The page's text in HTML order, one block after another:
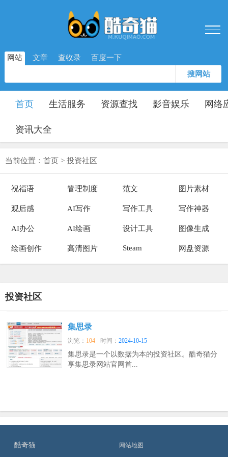
网站 文章 查收录 百度一下
搜网站
首页 生活服务 资源查找 影音娱乐 网络
资讯大全
当前位置： 首页 > 投资社区
祝福语 管理制度 范文 图片素材
观后感 AI写作 写作工具 写作神器
AI办公 AI绘画 设计工具 图像生成
绘画创作 高清图片 Steam 网盘资源
投资社区
集思录
浏览： 104 时间：2024-10-15
集思录是一个以数据为本的投资社区。酷奇猫分
享集思录网站官网首...
酷奇猫 网站地图